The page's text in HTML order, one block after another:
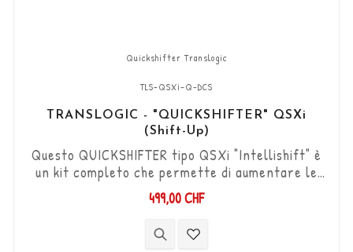
Quickshifter Translogic
TLS-QSXi-Q-DCS
TRANSLOGIC - "QUICKSHIFTER" QSXi
(Shift-Up)
Questo QUICKSHIFTER tipo QSXi "Intellishift" è
un kit completo che permette di aumentare le
marce (Shift-Up) senza utilizzare la frizione.
Kit "Plug & Play" compatibile con connettori
"Standard e Reverse". Il sensore DCS
499,00 CHF